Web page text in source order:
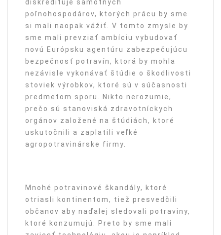
diskredituje samotných
poľnohospodárov, ktorých prácu by sme
si mali naopak vážiť. V tomto zmysle by
sme mali prevziať ambíciu vybudovať
novú Európsku agentúru zabezpečujúcu
bezpečnosť potravín, ktorá by mohla
nezávisle vykonávať štúdie o škodlivosti
stoviek výrobkov, ktoré sú v súčasnosti
predmetom sporu. Nikto nerozumie,
prečo sú stanoviská zdravotníckych
orgánov založené na štúdiách, ktoré
uskutočnili a zaplatili veľké
agropotravinárske firmy.
Mnohé potravinové škandály, ktoré
otriasli kontinentom, tiež presvedčili
občanov aby naďalej sledovali potraviny,
ktoré konzumujú. Preto by sme mali